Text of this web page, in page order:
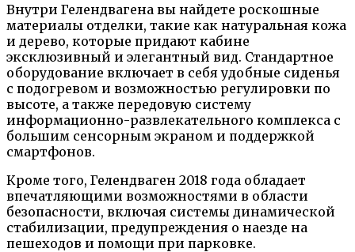
Внутри Гелендвагена вы найдете роскошные
материалы отделки, такие как натуральная кожа
и дерево, которые придают кабине
эксклюзивный и элегантный вид. Стандартное
оборудование включает в себя удобные сиденья
с подогревом и возможностью регулировки по
высоте, а также передовую систему
информационно-развлекательного комплекса с
большим сенсорным экраном и поддержкой
смартфонов.
Кроме того, Гелендваген 2018 года обладает
впечатляющими возможностями в области
безопасности, включая системы динамической
стабилизации, предупреждения о наезде на
пешеходов и помощи при парковке.